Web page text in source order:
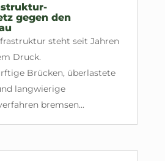
gegen den
steht seit Jahren
Druck.
Brücken, überlastete
langwierige
bremsen...